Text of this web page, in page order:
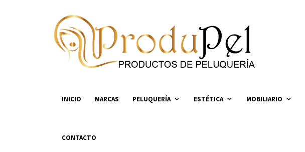
Ir
a
la
navegación
Ir
al
contenido
INICIO MARCAS PELUQUERÍA ESTÉTICA MOBILIARIO
CONTACTO